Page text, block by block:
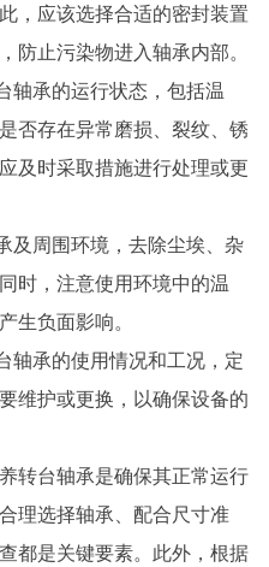
，应该选择合适的密封装置
防止污染物进入轴承内部。
承的运行状态，包括温
否存在异常磨损、裂纹、锈
及时采取措施进行处理或更
周围环境，去除尘埃、杂
时，注意使用环境中的温
生负面影响。
承的使用情况和工况，定
维护或更换，以确保设备的
台轴承是确保其正常运行
理选择轴承、配合尺寸准
都是关键要素。此外，根据